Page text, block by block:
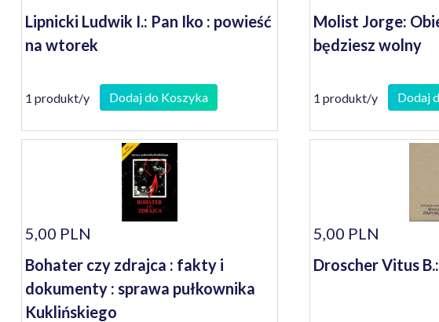
Lipnicki Ludwik I.: Pan Iko : powieść
na wtorek
1 produkt/y Dodaj do Koszyka
Molist Jorge:
będziesz wolny
1 produkt/y Dodaj
5,00 PLN
Bohater czy zdrajca : fakty i
dokumenty : sprawa pułkownika
Kuklińskiego
5,00 PLN
Droscher Vitus